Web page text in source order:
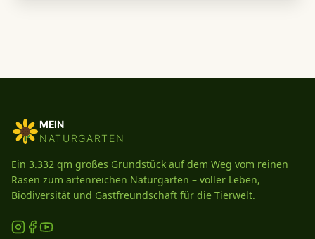
MEIN
NATURGARTEN
Ein 3.332 qm großes Grundstück auf dem Weg vom reinen
Rasen zum artenreichen Naturgarten – voller Leben,
Biodiversität und Gastfreundschaft für die Tierwelt.